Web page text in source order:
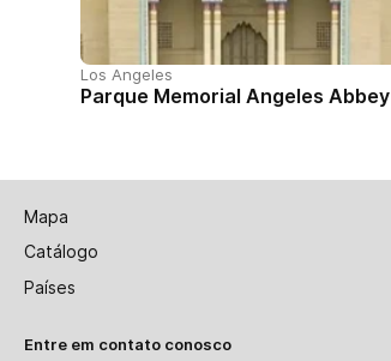
Los Angeles
Parque Memorial Angeles Abbey
Mapa
Catálogo
Países
Entre em contato conosco